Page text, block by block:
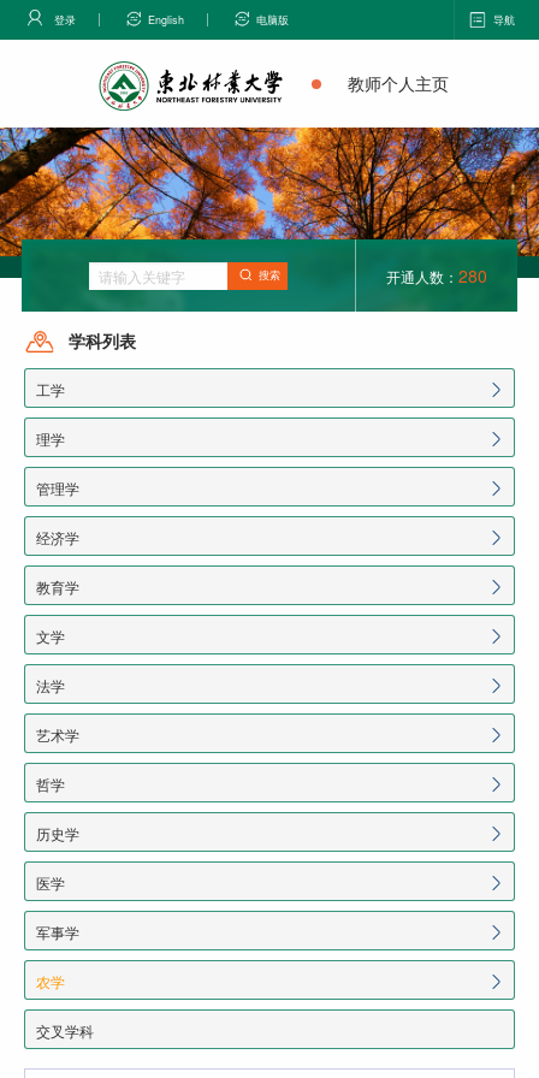
登录 English 电脑版 导航
教师个人主页
搜索 开通人数： 280
学科列表
工学
理学
管理学
经济学
教育学
文学
法学
艺术学
哲学
历史学
医学
军事学
农学
交叉学科